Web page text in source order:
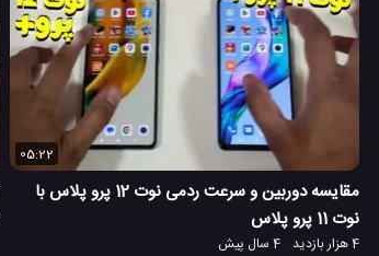
05:22
مقایسه دوربین و سرعت ردمی نوت 12 پرو پلاس با
نوت 11 پرو پلاس
4 هزار بازدید 4 سال پیش